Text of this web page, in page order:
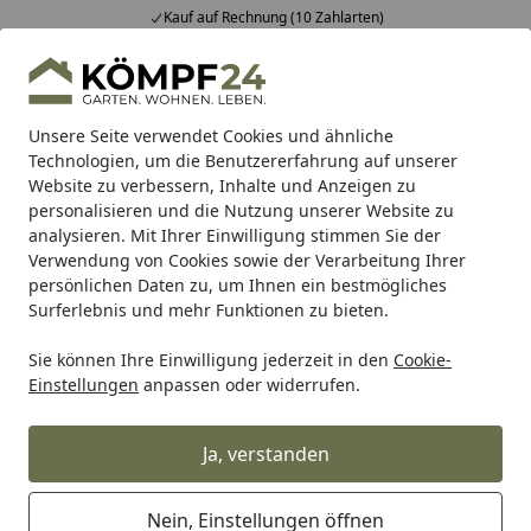
Unsere Seite verwendet Cookies und ähnliche
Technologien, um die Benutzererfahrung auf unserer
Website zu verbessern, Inhalte und Anzeigen zu
personalisieren und die Nutzung unserer Website zu
analysieren. Mit Ihrer Einwilligung stimmen Sie der
Verwendung von Cookies sowie der Verarbeitung Ihrer
persönlichen Daten zu, um Ihnen ein bestmögliches
Surferlebnis und mehr Funktionen zu bieten.
Sie können Ihre Einwilligung jederzeit in den Cookie-
Einstellungen anpassen oder widerrufen.
Ja, verstanden
Nein, Einstellungen öffnen
Kauf auf Rechnung (10 Zahlarten)
Alle Produkte
Mein Konto
Suchen
Startseite
BTR Born to Ride BTR Zentralständer BTR
Adapterplatte für Ducati Panigale
V2 Superquadro Final Edition 24